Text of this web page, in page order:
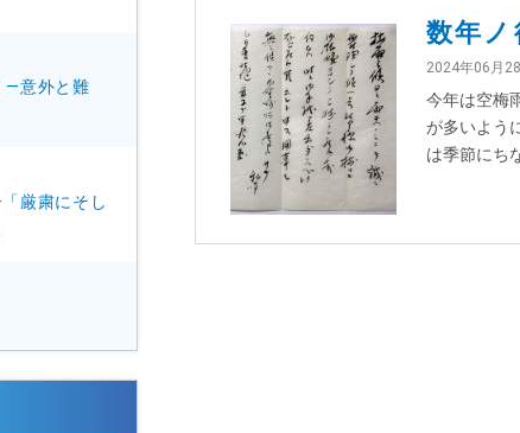
数年ノ
2024年06月
今年は空梅
が多いよう
は季節にち
—意外と難
厳粛にそし